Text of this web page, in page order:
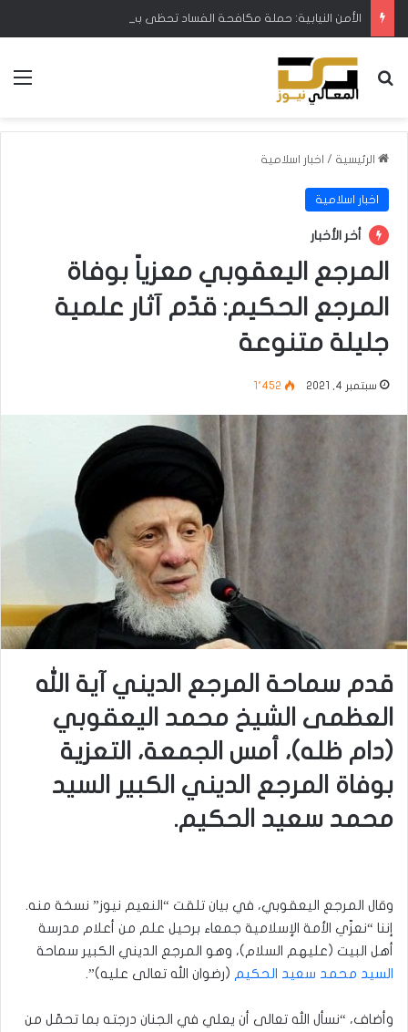
بحث عن
الرئيسية / اخبار اسلامية
اخبار اسلامية
أخر الأخبار
المرجع اليعقوبي معزياً بوفاة
المرجع الحكيم: قدّم آثار علمية
جليلة متنوعة
سبتمبر 4, 2021 1٬452
قدم سماحة المرجع الديني آية الله
العظمى الشيخ محمد اليعقوبي
(دام ظله)، أمس الجمعة، التعزية
بوفاة المرجع الديني الكبير السيد
محمد سعيد الحكيم.
وقال المرجع اليعقوبي، في بيان تلقت “النعيم نيوز” نسخة منه.
إننا “نعزّي الأمة الإسلامية جمعاء برحيل علم من أعلام مدرسة
أهل البيت (عليهم السلام)، وهو المرجع الديني الكبير سماحة
السيد محمد سعيد الحكيم (رضوان الله تعالى عليه)”.
وأضاف، “نسأل الله تعالى أن يعلي في الجنان درجته بما تحمّل من